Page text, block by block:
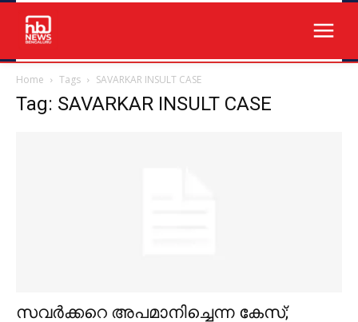
Home Tags SAVARKAR INSULT CASE
Tag: SAVARKAR INSULT CASE
സവര്‍ക്കറെ അപമാനിച്ചെന്ന കേസ്;